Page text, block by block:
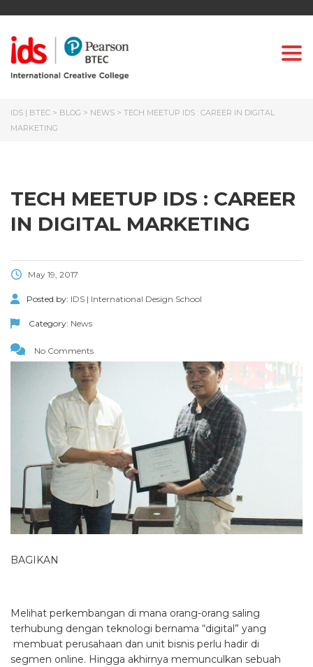
IDS | BTEC > BLOG > NEWS > TECH MEETUP IDS : CAREER IN DIGITAL
MARKETING
TECH MEETUP IDS : CAREER
IN DIGITAL MARKETING
May 19, 2017
Posted by: IDS | International Design School
Category: News
No Comments
BAGIKAN
Melihat perkembangan di mana orang-orang saling
terhubung dengan teknologi bernama “digital” yang
membuat perusahaan dan unit bisnis perlu hadir di
segmen online. Hingga akhirnya memunculkan sebuah